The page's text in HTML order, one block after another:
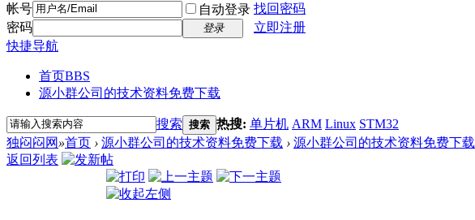
帐号 自动登录 找回密码
密码
登录
立即注册
快捷导航
首页BBS
源小群公司的技术资料免费下载
搜索 搜索 热搜: 单片机 ARM Linux STM32
独闷闷网 »首页 › 源小群公司的技术资料免费下载 › 源小群公司的技术资料免费下载
返回列表